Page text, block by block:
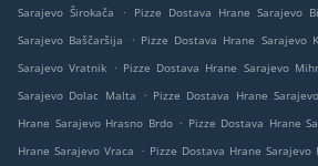
Sarajevo Širokača
. Pizze Dostava Hrane Sarajevo
Sarajevo Baščaršija
. Pizze Dostava Hrane Sarajevo
Sarajevo Vratnik . Pizze Dostava Hrane Sarajevo
Sarajevo Dolac Malta
. Pizze Dostava Hrane
Hrane Sarajevo Hrasno Brdo . Pizze Dostava Hrane
Hrane Sarajevo Vraca
. Pizze Dostava Hrane